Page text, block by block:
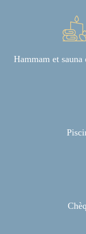
Hammam et sauna